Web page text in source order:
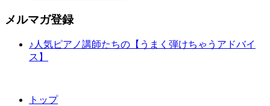
メルマガ登録
♪人気ピアノ講師たちの【うまく弾けちゃうアドバイ
ス】
トップ